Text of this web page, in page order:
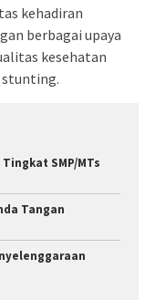
kehadiran
berbagai upaya
kesehatan
stunting.
SMP/MTs
Tangan